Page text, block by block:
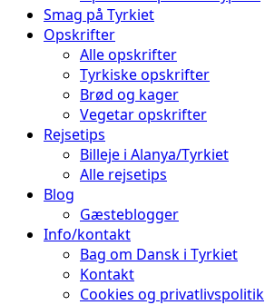
Smag på Tyrkiet
Opskrifter
Alle opskrifter
Tyrkiske opskrifter
Brød og kager
Vegetar opskrifter
Rejsetips
Billeje i Alanya/Tyrkiet
Alle rejsetips
Blog
Gæsteblogger
Info/kontakt
Bag om Dansk i Tyrkiet
Kontakt
Cookies og privatlivspolitik